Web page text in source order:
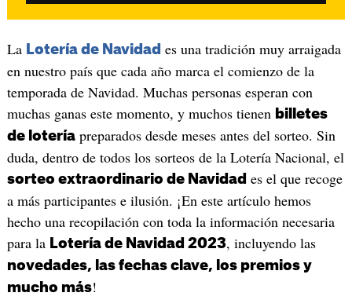
La Lotería de Navidad es una tradición muy arraigada
en nuestro país que cada año marca el comienzo de la
temporada de Navidad. Muchas personas esperan con
muchas ganas este momento, y muchos tienen billetes
de loteríapreparados desde meses antes del sorteo. Sin
duda, dentro de todos los sorteos de la Lotería Nacional, el
sorteo extraordinario de Navidad es el que recoge
a más participantes e ilusión. ¡En este artículo hemos
hecho una recopilación con toda la información necesaria
para la Lotería de Navidad 2023, incluyendo las
novedades, las fechas clave, los premios y
mucho más!